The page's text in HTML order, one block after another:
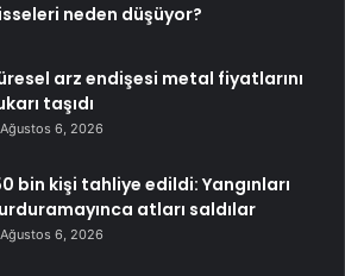
neden düşüyor?
arz endişesi metal fiyatlarını
taşıdı
Ağustos 6, 2026
bin kişi tahliye edildi: Yangınları
atları saldılar
Ağustos 6, 2026